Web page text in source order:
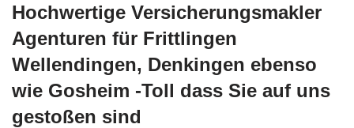
Hochwertige Versicherungsmakler
Agenturen für Frittlingen
Wellendingen, Denkingen ebenso
wie Gosheim -Toll dass Sie auf uns
gestoßen sind